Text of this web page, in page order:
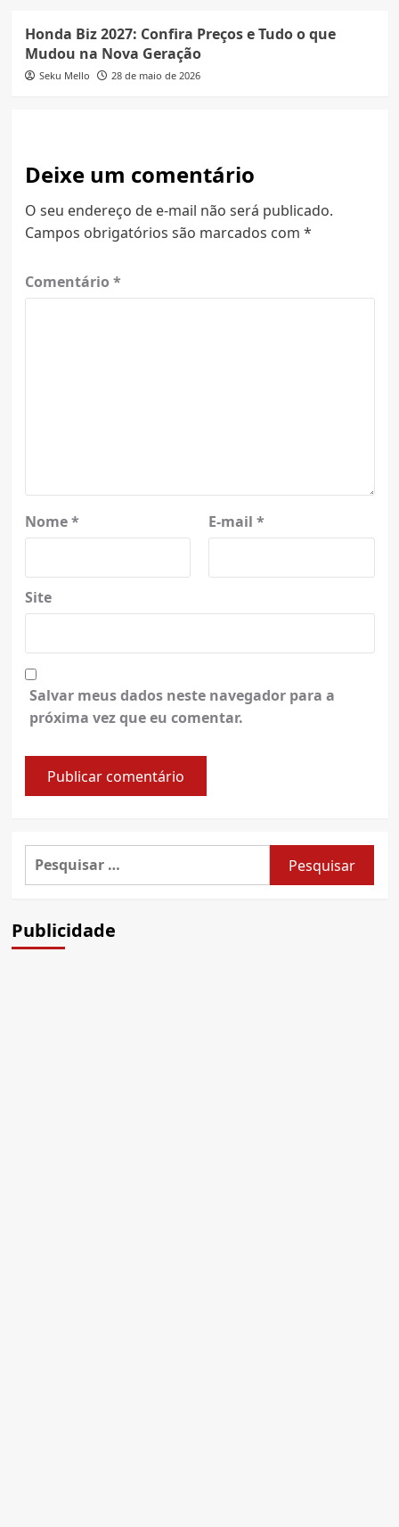
Honda Biz 2027: Confira Preços e Tudo o que
Mudou na Nova Geração
Seku Mello 28 de maio de 2026
Deixe um comentário
O seu endereço de e-mail não será publicado.
Campos obrigatórios são marcados com *
Comentário *
Nome* E-mail *
Site
Salvar meus dados neste navegador para a
próxima vez que eu comentar.
Pesquisar
Publicidade